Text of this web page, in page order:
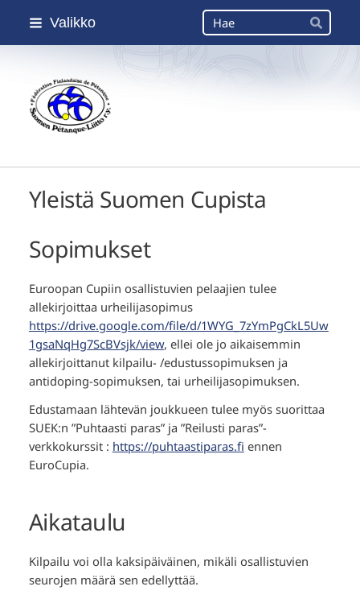
Siirry
Valikko Haku
Hae
Suomen Petanque-Liitto
Yleistä Suomen Cupista
Sopimukset
Euroopan Cupiin osallistuvien pelaajien tulee
allekirjoittaa urheilijasopimus
https://drive.google.com/file/d/1WYG_7zYmPgCkL5Uw
1gsaNqHg7ScBVsjk/view, ellei ole jo aikaisemmin
allekirjoittanut kilpailu- /edustussopimuksen ja
antidoping-sopimuksen, tai urheilijasopimuksen.
Edustamaan lähtevän joukkueen tulee myös suorittaa
SUEK:n ”Puhtaasti paras” ja ”Reilusti paras”-
verkkokurssit : https://puhtaastiparas.fi ennen
EuroCupia.
Aikataulu
Kilpailu voi olla kaksipäiväinen, mikäli osallistuvien
seurojen määrä sen edellyttää.